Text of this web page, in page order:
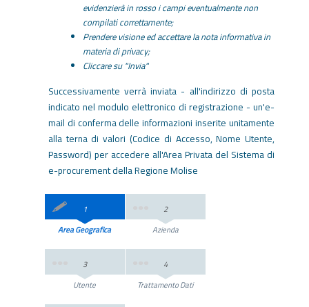
evidenzierà in rosso i campi eventualmente non
compilati correttamente;
Prendere visione ed accettare la nota informativa in
materia di privacy;
Cliccare su "Invia"
Successivamente verrà inviata - all'indirizzo di posta
indicato nel modulo elettronico di registrazione - un'e-
mail di conferma delle informazioni inserite unitamente
alla terna di valori (Codice di Accesso, Nome Utente,
Password) per accedere all'Area Privata del Sistema di
e-procurement della Regione Molise
1
Area Geografica
2
Azienda
3
Utente
4
Trattamento Dati